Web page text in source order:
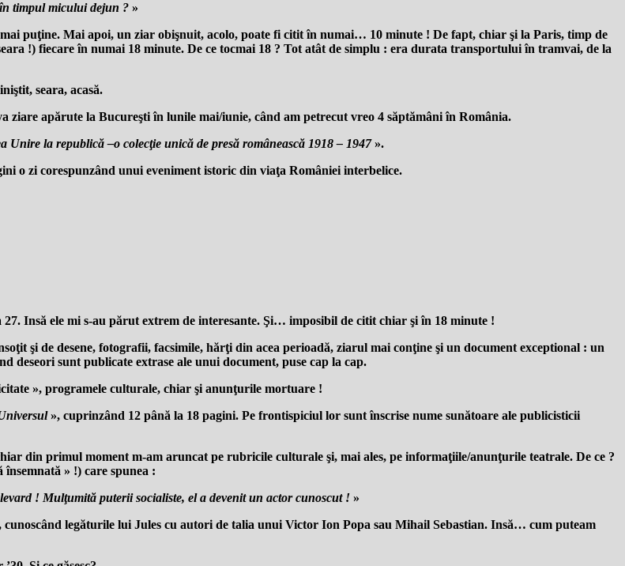
timpul micului dejun ? »
puţine. Mai apoi, un ziar obişnuit, acolo, poate fi citit în numai… 10 minute ! De fapt, chiar şi la Paris, timp de
!) fiecare în numai 18 minute. De ce tocmai 18 ? Tot atât de simplu : era durata transportului în tramvai, de la
seara, acasă.
ziare apărute la Bucureşti în lunile mai/iunie, când am petrecut vreo 4 săptămâni în România.
la republică –o colecţie unică de presă românească 1918 – 1947».
o zi corespunzând unui eveniment istoric din viaţa României interbelice.
Insă ele mi s-au părut extrem de interesante. Şi… imposibil de citit chiar şi în 18 minute !
şi de desene, fotografii, facsimile, hărţi din acea perioadă, ziarul mai conţine şi un document exceptional : un
deseori sunt publicate extrase ale unui document, puse cap la cap.
», programele culturale, chiar şi anunţurile mortuare !
», cuprinzând 12 până la 18 pagini. Pe frontispiciul lor sunt înscrise nume sunătoare ale publicisticii
din primul moment m-am aruncat pe rubricile culturale şi, mai ales, pe informaţiile/anunţurile teatrale. De ce ?
» !) care spunea :
! Mulţumită puterii socialiste, el a devenit un actor cunoscut ! »
legăturile lui Jules cu autori de talia unui Victor Ion Popa sau Mihail Sebastian. Insă… cum puteam